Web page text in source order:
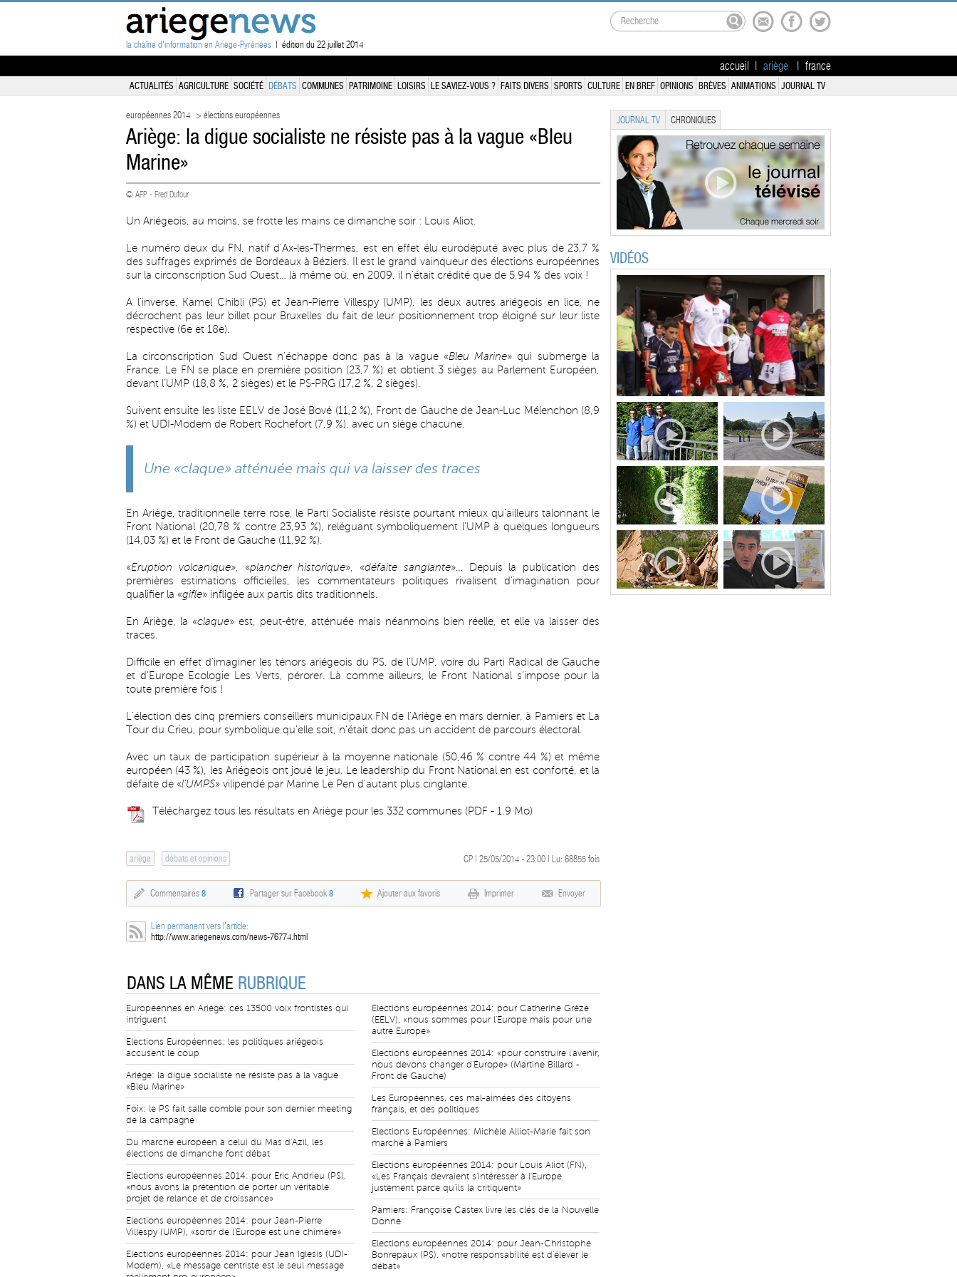
la chaîne d'information en Ariège-Pyrénées | édition du 22 juillet 2014
accueil ariège france
ACTUALITÉS AGRICULTURE SOCIÉTÉ DÉBATS COMMUNES PATRIMOINE LOISIRS LE SAVIEZ-VOUS ? FAITS DIVERS SPORTS CULTURE EN BREF OPINIONS BRÈVES ANIMATIONS JOURNAL TV
européennes 2014 > élections européennes
Ariège: la digue socialiste ne résiste pas à la vague «Bleu
Marine»
© AFP - Fred Dufour
Un Ariégeois, au moins, se frotte les mains ce dimanche soir : Louis Aliot.
Le numéro deux du FN, natif d’Ax-les-Thermes, est en effet élu eurodéputé avec plus de 23,7 %
des suffrages exprimés de Bordeaux à Béziers. Il est le grand vainqueur des élections européennes
sur la circonscription Sud Ouest… là même où, en 2009, il n’était crédité que de 5,94 % des voix !
A l’inverse, Kamel Chibli (PS) et Jean-Pierre Villespy (UMP), les deux autres ariégeois en lice, ne
décrochent pas leur billet pour Bruxelles du fait de leur positionnement trop éloigné sur leur liste
respective (6e et 18e).
La circonscription Sud Ouest n’échappe donc pas à la vague «Bleu Marine» qui submerge la
France. Le FN se place en première position (23,7 %) et obtient 3 sièges au Parlement Européen,
devant l’UMP (18,8 %, 2 sièges) et le PS-PRG (17,2 %, 2 sièges).
Suivent ensuite les liste EELV de José Bové (11,2 %), Front de Gauche de Jean-Luc Mélenchon (8,9
%) et UDI-Modem de Robert Rochefort (7,9 %), avec un siège chacune.
Une «claque» atténuée mais qui va laisser des traces
En Ariège, traditionnelle terre rose, le Parti Socialiste résiste pourtant mieux qu’ailleurs talonnant le
Front National (20,78 % contre 23,93 %), reléguant symboliquement l’UMP à quelques longueurs
(14,03 %) et le Front de Gauche (11,92 %).
«Eruption volcanique», «plancher historique», «défaite sanglante»… Depuis la publication des
premières estimations officielles, les commentateurs politiques rivalisent d’imagination pour
qualifier la «gifle» infligée aux partis dits traditionnels.
En Ariège, la «claque» est, peut-être, atténuée mais néanmoins bien réelle, et elle va laisser des
traces.
Difficile en effet d’imaginer les ténors ariégeois du PS, de l’UMP, voire du Parti Radical de Gauche
et d’Europe Ecologie Les Verts, pérorer. Là comme ailleurs, le Front National s’impose pour la
toute première fois !
L’élection des cinq premiers conseillers municipaux FN de l’Ariège en mars dernier, à Pamiers et La
Tour du Crieu, pour symbolique qu’elle soit, n’était donc pas un accident de parcours électoral.
Avec un taux de participation supérieur à la moyenne nationale (50,46 % contre 44 %) et même
européen (43 %), les Ariégeois ont joué le jeu. Le leadership du Front National en est conforté, et la
défaite de «l’UMPS» vilipendé par Marine Le Pen d’autant plus cinglante.
Téléchargez tous les résultats en Ariège pour les 332 communes (PDF - 1.9 Mo)
ariège débats et opinions CP | 25/05/2014 - 23:00 | Lu: 68855 fois
Commentaires 8 Partager sur Facebook8 Ajouter aux favoris Imprimer Envoyer
Lien permanent vers l'article:
http://www.ariegenews.com/news-76774.html
DANS LA MÊME RUBRIQUE
Européennes en Ariège: ces 13500 voix frontistes qui
intriguent
Elections Européennes: les politiques ariégeois
accusent le coup
Ariège: la digue socialiste ne résiste pas à la vague
«Bleu Marine»
Foix: le PS fait salle comble pour son dernier meeting
de la campagne
Du marché européen à celui du Mas d'Azil, les
élections de dimanche font débat
Elections européennes 2014: pour Eric Andrieu (PS),
«nous avons la prétention de porter un véritable
projet de relance et de croissance»
Elections européennes 2014: pour Jean-Pierre
Villespy (UMP), «sortir de l'Europe est une chimère»
Elections européennes 2014: pour Jean Iglesis (UDI-
Modem), «Le message centriste est le seul message
Elections européennes 2014: pour Catherine Grèze
(EELV), «nous sommes pour l'Europe mais pour une
autre Europe»
Elections européennes 2014: «pour construire l'avenir,
nous devons changer d'Europe» (Martine Billard -
Front de Gauche)
Les Européennes, ces mal-aimées des citoyens
français, et des politiques
Elections Européennes: Michèle Alliot-Marie fait son
marché à Pamiers
Elections européennes 2014: pour Louis Aliot (FN),
«Les Français devraient s'intéresser à l'Europe
justement parce qu'ils la critiquent»
Pamiers: Françoise Castex livre les clés de la Nouvelle
Donne
Elections européennes 2014: pour Jean-Christophe
Bonrepaux (PS), «notre responsabilité est d'élever le
débat»
JOURNAL TV CHRONIQUES
VIDÉOS